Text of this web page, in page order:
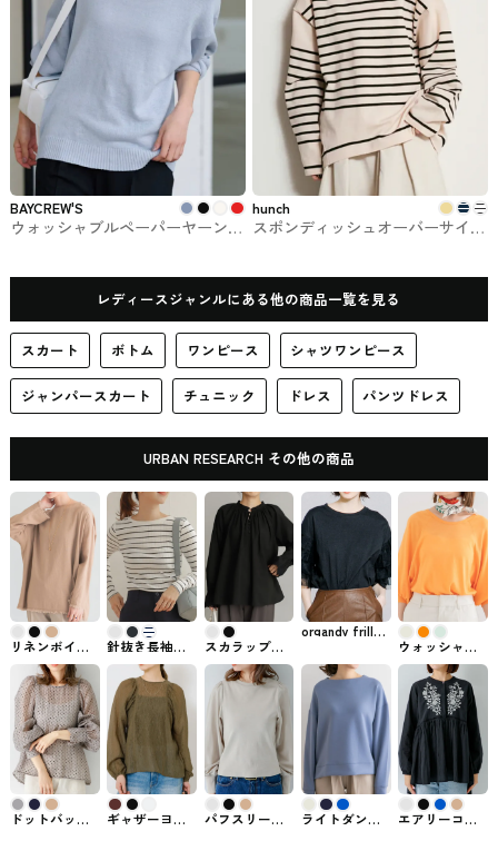
BAYCREW'S
ウォッシャブルペーパーヤーンニ
hunch
スポンディッシュオーバーサイズ
レディースジャンルにある他の商品一覧を見る
スカート ボトム ワンピース シャツワンピース
ジャンパースカート チュニック ドレス パンツドレス
URBAN RESEARCH その他の商品
リネンボイル
フリンジブラ
ウス URBAN
RESEARCHで
購入できるト
ップス
針抜き長袖カ
ットソー 女性
ファッション
ブランド
DOORS
スカラップス
リーブギャザ
ーブラウス 女
性ファッショ
ンブランド
DOORS
organdy frill
tee Tシャツ
RESEARCHで
購入できる
LAATO
ウォッシャブ
ルシルク混ド
ルマンニット
URBAN
RESEARCHで
購入できる
ROSSO
ドットバック
リボンブラウ
ギャザーヨウ
リュウブラウ
パフスリーブ
コンビプルオ
ライトダンボ
ールニットプ
エアリーコッ
トンエンブロ